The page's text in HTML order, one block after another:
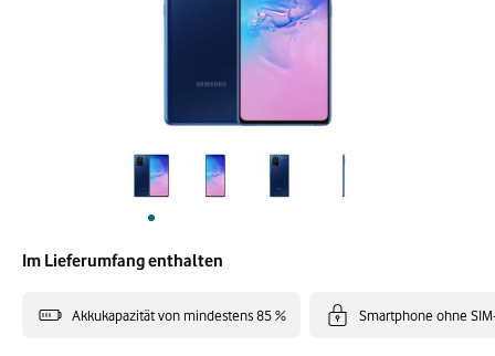
Im Lieferumfang enthalten
Akkukapazität von mindestens 85 % Smartphone ohne